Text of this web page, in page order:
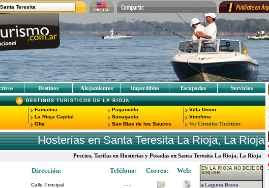
Santa Teresita
Destinos Alojamientos Imperdibles Escapadas Servicios
DESTINOS TURISTICOS DE LA RIOJA
Famatina
La Rioja Capital
Olta
Pagancillo
Sanagasta
San Blas de los Sauces
Villa Union
Vinchina
Ver Circuitos Turísticos
Hosterías en Santa Teresita La Rioja, La Rioja
Precios, Tarifas en Hosterías y Posadas en Santa Teresita La Rioja, La Rioja
Dirección: Teléfono: Correo: Web:
Calle Principal - - -
EN LA RIOJA NO DEJE DE
VISITAR:
Laguna Brava